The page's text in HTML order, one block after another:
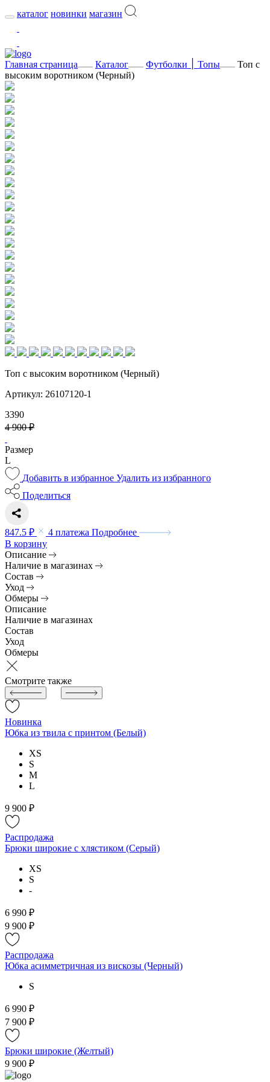
каталог новинки магазин
Главная страница Каталог Футболки ׀ Топы
Топ с
высоким воротником (Черный)
Топ с высоким воротником (Черный)
Артикул: 26107120-1
3390
4 900 ₽
Размер
L
Добавить в избранное Удалить из избранного
Поделиться
847.5 ₽ 4 платежа Подробнее
В корзину
Описание
Наличие в магазинах
Состав
Уход
Обмеры
Описание
Наличие в магазинах
Состав
Уход
Обмеры
Смотрите также
Новинка
Юбка из твила с принтом (Белый)
XS
S
M
L
9 900 ₽
Распродажа
Брюки широкие с хлястиком (Серый)
XS
S
-
6 990 ₽
9 900 ₽
Распродажа
Юбка асимметричная из вискозы (Черный)
S
6 990 ₽
7 900 ₽
Брюки широкие (Желтый)
9 900 ₽